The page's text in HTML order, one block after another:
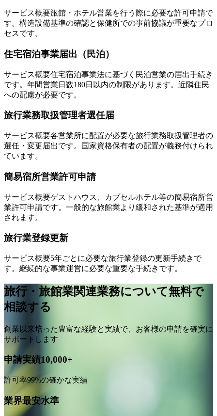
サービス概要旅館・ホテル営業を行う際に必要な許可申請で
す。構造設備基準の確認と保健所での事前協議が重要なプロ
セスです。
住宅宿泊事業届出（民泊）
サービス概要住宅宿泊事業法に基づく民泊営業の届出手続き
です。年間営業日数180日以内の制限があります。近隣住民
への配慮が必要です。
旅行業務取扱管理者選任届
サービス概要各営業所に配置が必要な旅行業務取扱管理者の
選任・変更届出です。国家資格保有者の配置が義務付けられ
ています。
簡易宿所営業許可申請
サービス概要ゲストハウス、カプセルホテル等の簡易宿所営
業許可申請です。一般的な旅館業より緩和された基準が適用
されます。
旅行業登録更新
サービス概要5年ごとに必要な旅行業登録の更新手続きで
す。継続的な事業運営に必要な重要な手続きです。
旅行・旅館業関連業務について無料で
相談する
創業以来培った豊富な経験と実績で、お客様の申請を確実に
サポートします
申請実績10,000+
許可率99%の確かな実績
業界最安水準